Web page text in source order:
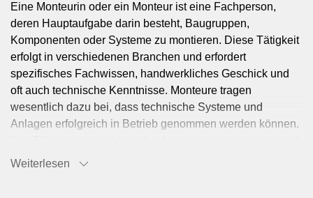
Eine Monteurin oder ein Monteur ist eine Fachperson,
deren Hauptaufgabe darin besteht, Baugruppen,
Komponenten oder Systeme zu montieren. Diese Tätigkeit
erfolgt in verschiedenen Branchen und erfordert
spezifisches Fachwissen, handwerkliches Geschick und
oft auch technische Kenntnisse. Monteure tragen
wesentlich dazu bei, dass technische Systeme und
Anlagen erfolgreich in Betrieb genommen werden können.
ihre Arbeit trägt dazu bei, dass Produkte und
Weiterlesen